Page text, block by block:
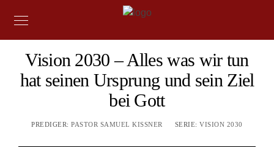
Vision 2030 – Alles was wir tun
hat seinen Ursprung und sein Ziel
bei Gott
PREDIGER: PASTOR SAMUEL KISSNER SERIE: VISION 2030